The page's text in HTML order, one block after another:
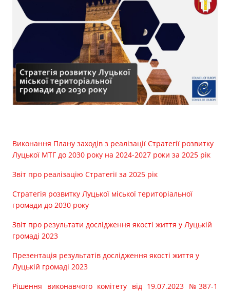
Публічна інформація
Прозорість влади
Документи
Виконання Плану заходів з реалізації Стратегії розвитку
Луцької МТГ до 2030 року на 2024-2027 роки за 2025 рік
Звіт про реалізацію Стратегії за 2025 рік
Стратегія розвитку Луцької міської територіальної
громади до 2030 року
Звіт про результати дослідження якості життя у Луцькій
громаді 2023
Презентація результатів дослідження якості життя у
Луцькій громаді 2023
Рішення виконавчого комітету від 19.07.2023 №387-1